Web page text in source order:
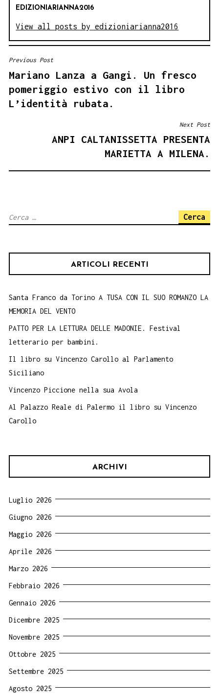
EDIZIONIARIANNA2016
View all posts by edizioniarianna2016
NAVIGAZIONE
ARTICOLI
Previous Post
Mariano Lanza a Gangi. Un fresco
pomeriggio estivo con il libro
L’identità rubata.
Next Post
ANPI CALTANISSETTA PRESENTA
MARIETTA A MILENA.
Ricerca
ARTICOLI RECENTI
Santa Franco da Torino A TUSA CON IL SUO ROMANZO LA
MEMORIA DEL VENTO
PATTO PER LA LETTURA DELLE MADONIE. Festival
letterario per bambini.
Il libro su Vincenzo Carollo al Parlamento
Siciliano
Vincenzo Piccione nella sua Avola
Al Palazzo Reale di Palermo il libro su Vincenzo
Carollo
ARCHIVI
Luglio 2026
Giugno 2026
Maggio 2026
Aprile 2026
Marzo 2026
Febbraio 2026
Gennaio 2026
Dicembre 2025
Novembre 2025
Ottobre 2025
Settembre 2025
Agosto 2025